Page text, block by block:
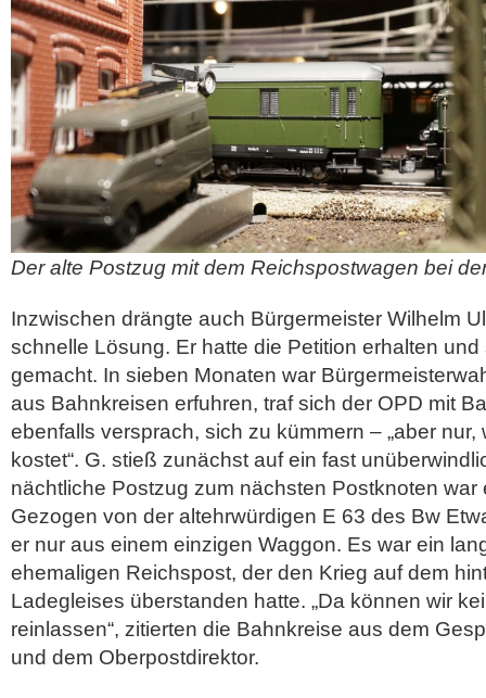
Der alte Postzug mit dem Reichspostwagen bei
Inzwischen drängte auch Bürgermeister Wilhelm
schnelle Lösung. Er hatte die Petition erhalten
gemacht. In sieben Monaten war
aus Bahnkreisen erfuhren, traf sich der OPD mit
ebenfalls versprach, sich zu kümmern – „aber nur,
kostet“. G. stieß zunächst auf ein fast
nächtliche Postzug zum nächsten Postknoten war
Gezogen von der altehrwürdigen E 63 des Bw
er nur aus einem einzigen Waggon. Es war ein
ehemaligen Reichspost, der den Krieg auf dem
Ladegleises überstanden hatte. „Da können wir
reinlassen“, zitierten die Bahnkreise aus dem
und dem Oberpostdirektor.